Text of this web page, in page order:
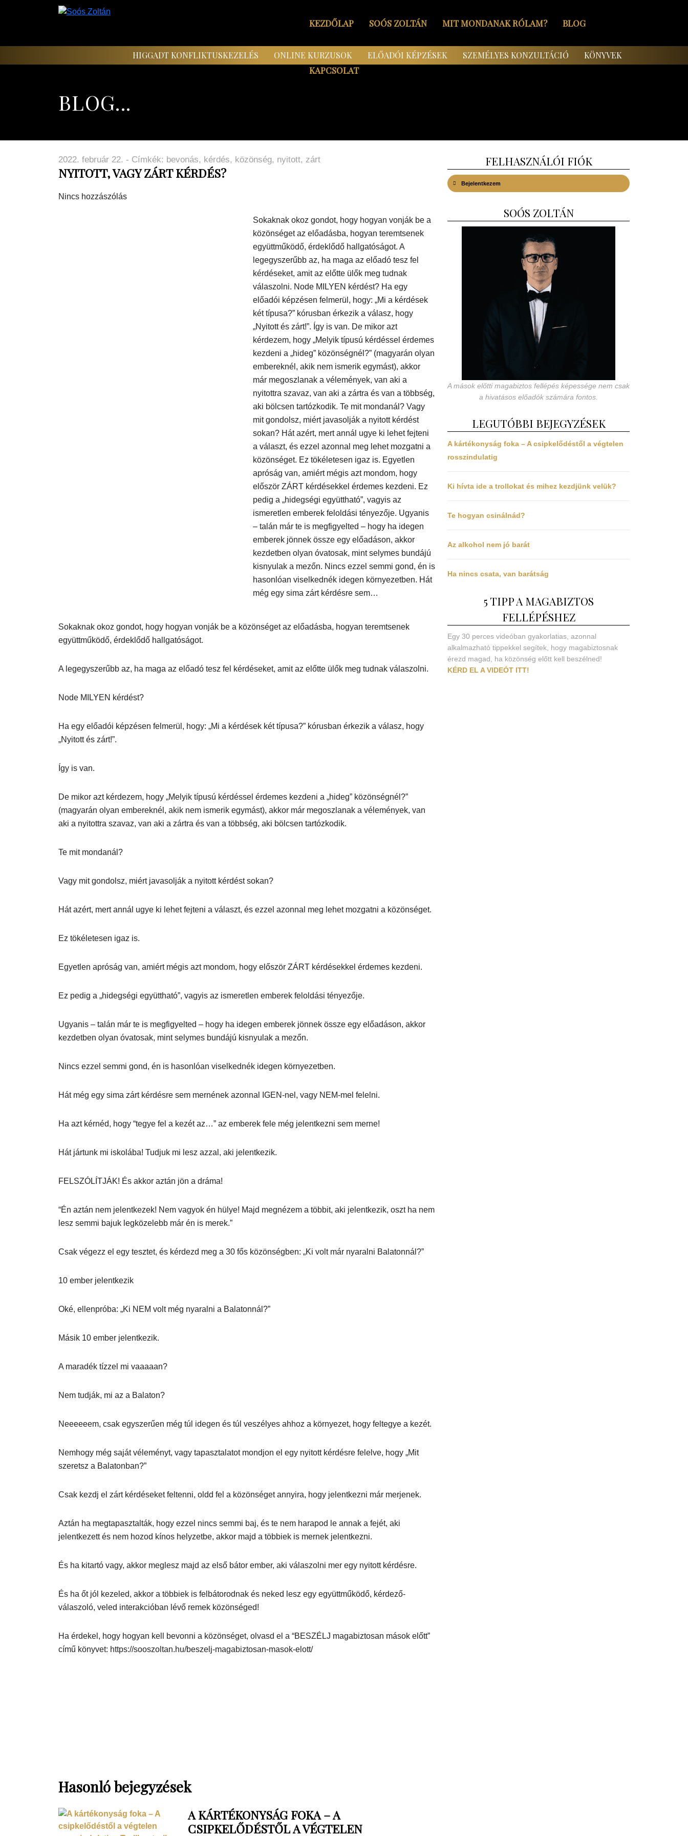
KEZDŐLAP SOÓS ZOLTÁN MIT MONDANAK RÓLAM? BLOG
KAPCSOLAT
HIGGADT KONFLIKTUSKEZELÉS ONLINE KURZUSOK ELŐADÓI KÉPZÉSEK SZEMÉLYES KONZULTÁCIÓ KÖNYVEK
BLOG...
2022. február 22. - Címkék: bevonás, kérdés, közönség, nyitott, zárt
NYITOTT, VAGY ZÁRT KÉRDÉS?
Nincs hozzászólás
Sokaknak okoz gondot, hogy hogyan vonják be a
közönséget az előadásba, hogyan teremtsenek
együttműködő, érdeklődő hallgatóságot. A
legegyszerűbb az, ha maga az előadó tesz fel
kérdéseket, amit az előtte ülők meg tudnak
válaszolni. Node MILYEN kérdést? Ha egy
előadói képzésen felmerül, hogy: „Mi a kérdések
két típusa?” kórusban érkezik a válasz, hogy
„Nyitott és zárt!”. Így is van. De mikor azt
kérdezem, hogy „Melyik típusú kérdéssel érdemes
kezdeni a „hideg” közönségnél?” (magyarán olyan
embereknél, akik nem ismerik egymást), akkor
már megoszlanak a vélemények, van aki a
nyitottra szavaz, van aki a zártra és van a többség,
aki bölcsen tartózkodik. Te mit mondanál? Vagy
mit gondolsz, miért javasolják a nyitott kérdést
sokan? Hát azért, mert annál ugye ki lehet fejteni
a választ, és ezzel azonnal meg lehet mozgatni a
közönséget. Ez tökéletesen igaz is. Egyetlen
apróság van, amiért mégis azt mondom, hogy
először ZÁRT kérdésekkel érdemes kezdeni. Ez
pedig a „hidegségi együttható”, vagyis az
ismeretlen emberek feloldási tényezője. Ugyanis
– talán már te is megfigyelted – hogy ha idegen
emberek jönnek össze egy előadáson, akkor
kezdetben olyan óvatosak, mint selymes bundájú
kisnyulak a mezőn. Nincs ezzel semmi gond, én is
hasonlóan viselkednék idegen környezetben. Hát
még egy sima zárt kérdésre sem…
Sokaknak okoz gondot, hogy hogyan vonják be a közönséget az előadásba, hogyan teremtsenek
együttműködő, érdeklődő hallgatóságot.
A legegyszerűbb az, ha maga az előadó tesz fel kérdéseket, amit az előtte ülők meg tudnak válaszolni.
Node MILYEN kérdést?
Ha egy előadói képzésen felmerül, hogy: „Mi a kérdések két típusa?” kórusban érkezik a válasz, hogy
„Nyitott és zárt!”.
Így is van.
De mikor azt kérdezem, hogy „Melyik típusú kérdéssel érdemes kezdeni a „hideg” közönségnél?”
(magyarán olyan embereknél, akik nem ismerik egymást), akkor már megoszlanak a vélemények, van
aki a nyitottra szavaz, van aki a zártra és van a többség, aki bölcsen tartózkodik.
Te mit mondanál?
Vagy mit gondolsz, miért javasolják a nyitott kérdést sokan?
Hát azért, mert annál ugye ki lehet fejteni a választ, és ezzel azonnal meg lehet mozgatni a közönséget.
Ez tökéletesen igaz is.
Egyetlen apróság van, amiért mégis azt mondom, hogy először ZÁRT kérdésekkel érdemes kezdeni.
Ez pedig a „hidegségi együttható”, vagyis az ismeretlen emberek feloldási tényezője.
Ugyanis – talán már te is megfigyelted – hogy ha idegen emberek jönnek össze egy előadáson, akkor
kezdetben olyan óvatosak, mint selymes bundájú kisnyulak a mezőn.
Nincs ezzel semmi gond, én is hasonlóan viselkednék idegen környezetben.
Hát még egy sima zárt kérdésre sem mernének azonnal IGEN-nel, vagy NEM-mel felelni.
Ha azt kérnéd, hogy “tegye fel a kezét az…” az emberek fele még jelentkezni sem merne!
Hát jártunk mi iskolába! Tudjuk mi lesz azzal, aki jelentkezik.
FELSZÓLÍTJÁK! És akkor aztán jön a dráma!
“Én aztán nem jelentkezek! Nem vagyok én hülye! Majd megnézem a többit, aki jelentkezik, oszt ha nem
lesz semmi bajuk legközelebb már én is merek.”
Csak végezz el egy tesztet, és kérdezd meg a 30 fős közönségben: „Ki volt már nyaralni Balatonnál?”
10 ember jelentkezik
Oké, ellenpróba: „Ki NEM volt még nyaralni a Balatonnál?”
Másik 10 ember jelentkezik.
A maradék tízzel mi vaaaaan?
Nem tudják, mi az a Balaton?
Neeeeeem, csak egyszerűen még túl idegen és túl veszélyes ahhoz a környezet, hogy feltegye a kezét.
Nemhogy még saját véleményt, vagy tapasztalatot mondjon el egy nyitott kérdésre felelve, hogy „Mit
szeretsz a Balatonban?”
Csak kezdj el zárt kérdéseket feltenni, oldd fel a közönséget annyira, hogy jelentkezni már merjenek.
Aztán ha megtapasztalták, hogy ezzel nincs semmi baj, és te nem harapod le annak a fejét, aki
jelentkezett és nem hozod kínos helyzetbe, akkor majd a többiek is mernek jelentkezni.
És ha kitartó vagy, akkor meglesz majd az első bátor ember, aki válaszolni mer egy nyitott kérdésre.
És ha őt jól kezeled, akkor a többiek is felbátorodnak és neked lesz egy együttműködő, kérdező-
válaszoló, veled interakcióban lévő remek közönséged!
Ha érdekel, hogy hogyan kell bevonni a közönséget, olvasd el a “BESZÉLJ magabiztosan mások előtt”
című könyvet: https://sooszoltan.hu/beszelj-magabiztosan-masok-elott/
Hasonló bejegyzések
A KÁRTÉKONYSÁG FOKA – A
CSIPKELŐDÉSTŐL A VÉGTELEN
FELHASZNÁLÓI FIÓK
Bejelentkezem
SOÓS ZOLTÁN
A mások előtti magabiztos fellépés képessége nem csak
a hivatásos előadók számára fontos.
LEGUTÓBBI BEJEGYZÉSEK
A kártékonyság foka – A csipkelődéstől a végtelen
rosszindulatig
Ki hívta ide a trollokat és mihez kezdjünk velük?
Te hogyan csinálnád?
Az alkohol nem jó barát
Ha nincs csata, van barátság
5 TIPP A MAGABIZTOS
FELLÉPÉSHEZ
Egy 30 perces videóban gyakorlatias, azonnal
alkalmazható tippekkel segítek, hogy magabiztosnak
érezd magad, ha közönség előtt kell beszélned!
KÉRD EL A VIDEÓT ITT!